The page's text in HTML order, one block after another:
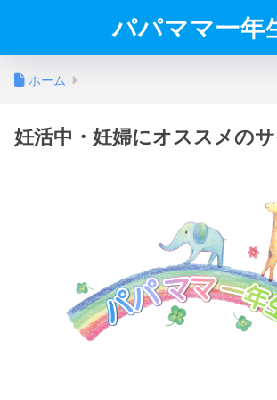
パパママ一年
ホーム
妊活中・妊婦にオススメのサ